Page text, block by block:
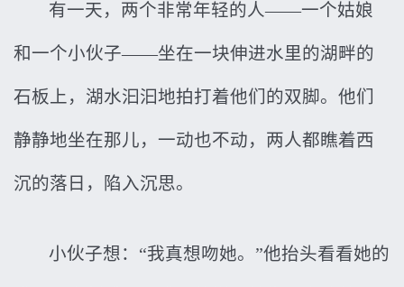
有一天，两个非常年轻的人——一个姑娘
和一个小伙子——坐在一块伸进水里的湖畔的
石板上，湖水汩汩地拍打着他们的双脚。他们
静静地坐在那儿，一动也不动，两人都瞧着西
沉的落日，陷入沉思。
小伙子想：“我真想吻她。”他抬头看看她的